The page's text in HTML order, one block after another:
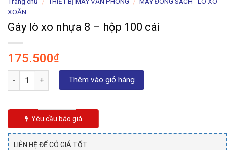
XOẮN
Gáy lò xo nhựa 8 – hộp 100 cái
175.500₫
Số lượng Thêm vào giỏ hàng
Yêu cầu báo giá
LIÊN HỆ ĐỂ CÓ GIÁ TỐT